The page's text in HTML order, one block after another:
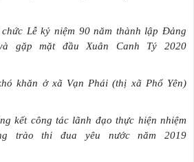
Lễ kỷ niệm 90 năm thành lập Đảng
gặp mặt đầu Xuân Canh Tý 2020
khăn ở xã Vạn Phái (thị xã Phổ Yên)
kết công tác lãnh đạo thực hiện nhiệm
trào thi đua yêu nước năm 2019